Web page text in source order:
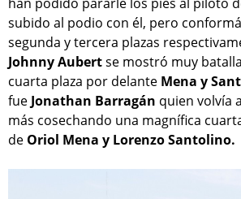
subido al podio con él, pero
segunda y tercera plazas
Johnny Aubertse mostró muy
cuarta plaza por delante Mena y
fue Jonathan Barragán quien volvía
más cosechando una magnífica
de Oriol Mena y Lorenzo Santolino.